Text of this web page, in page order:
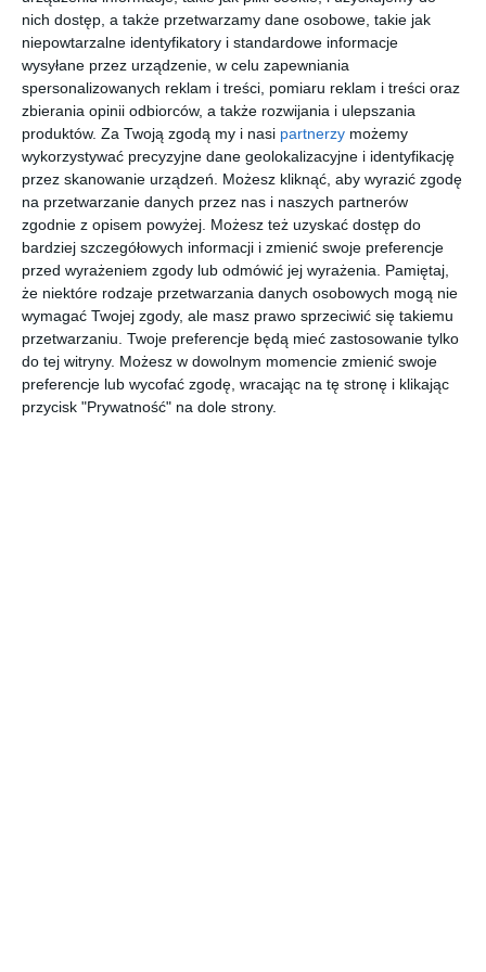
nich dostęp, a także przetwarzamy dane osobowe, takie jak
niepowtarzalne identyfikatory i standardowe informacje
wysyłane przez urządzenie, w celu zapewniania
spersonalizowanych reklam i treści, pomiaru reklam i treści oraz
zbierania opinii odbiorców, a także rozwijania i ulepszania
produktów. Za Twoją zgodą my i nasi partnerzy możemy
wykorzystywać precyzyjne dane geolokalizacyjne i identyfikację
przez skanowanie urządzeń. Możesz kliknąć, aby wyrazić zgodę
na przetwarzanie danych przez nas i naszych partnerów
zgodnie z opisem powyżej. Możesz też uzyskać dostęp do
bardziej szczegółowych informacji i zmienić swoje preferencje
przed wyrażeniem zgody lub odmówić jej wyrażenia.
Pamiętaj,
że niektóre rodzaje przetwarzania danych osobowych mogą nie
wymagać Twojej zgody, ale masz prawo sprzeciwić się takiemu
przetwarzaniu. Twoje preferencje będą mieć zastosowanie tylko
do tej witryny. Możesz w dowolnym momencie zmienić swoje
preferencje lub wycofać zgodę, wracając na tę stronę i klikając
przycisk "Prywatność" na dole strony.
zmieniaj
świat
rządzi?
Leśniak
[ audiobook ]
Emi i
Tajny
Klub
Superdzie
wczyn. Idą
Święta
Agnieszka
Mielech
[ audiobook ]
Hej
Jędrek!
Gdzie
moja
forsa?
Rafał Skarżycki,
Tomasz Lew
[ audiobook ]
Emi i
Tajny
Klub
Superdzie
wczyn.
Wielka
Księga
Przygód
Agnieszka
Mielech
[ audiobook ]
Pieniądze
albo kasa
Paweł
Beręsewicz
[ audiobook ] [ audiobook ] [ audiobook ]